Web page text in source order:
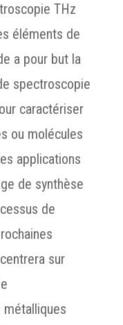
THz
éléments de
a pour but la
spectroscopie
caractériser
ou molécules
applications
de synthèse
de
sur